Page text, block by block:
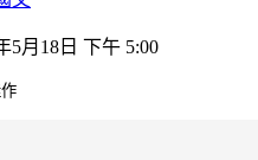
5月18日 下午 5:00